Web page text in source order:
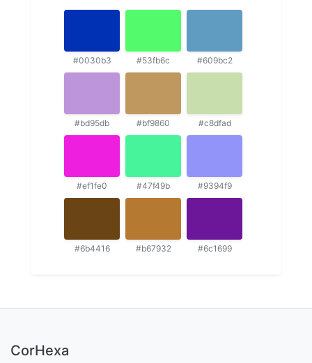
#0030b3 #53fb6c #609bc2
#bd95db #bf9860 #c8dfad
#ef1fe0 #47f49b #9394f9
#6b4416 #b67932 #6c1699
CorHexa